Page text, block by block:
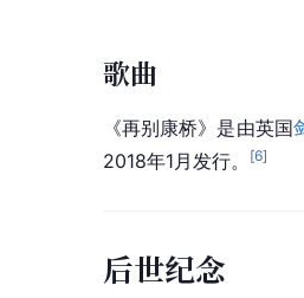
歌曲
《再别康桥》是由英国
2018年1月发行。
[6]
后世纪念